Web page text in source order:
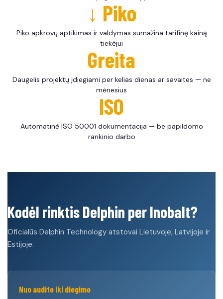
↓ Piko
Piko apkrovų aptikimas ir valdymas sumažina tarifinę kainą
tiekėjui
Greita
Daugelis projektų įdiegiami per kelias dienas ar savaites — ne
mėnesius
ISO
Automatinė ISO 50001 dokumentacija — be papildomo
rankinio darbo
Kodėl rinktis Delphin per Inobalt?
Oficialūs Delphin Technology atstovai Lietuvoje, Latvijoje ir
Estijoje.
Nuo audito iki diegimo